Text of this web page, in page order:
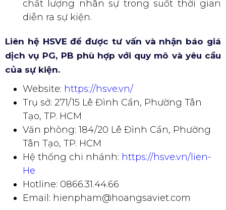
chất lượng nhân sự trong suốt thời gian
diễn ra sự kiện.
Liên hệ HSVE để được tư vấn và nhận báo giá
dịch vụ PG, PB phù hợp với quy mô và yêu cầu
của sự kiện.
Website: https://hsve.vn/
Trụ sở: 271/15 Lê Đình Cẩn, Phường Tân
Tạo, TP. HCM
Văn phòng: 184/20 Lê Đình Cẩn, Phường
Tân Tạo, TP. HCM
Hệ thống chi nhánh: https://hsve.vn/lien-
He
Hotline: 0866.31.44.66
Email: hienpham@hoangsaviet.com